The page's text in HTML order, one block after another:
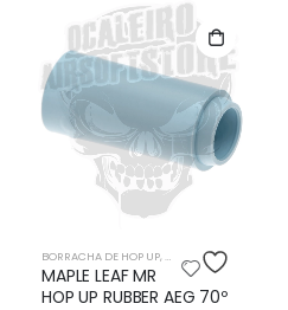
BORRACHA DE HOP UP, UPGRADES
MAPLE LEAF MR
HOP UP RUBBER AEG 70º